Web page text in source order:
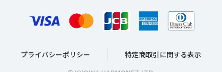
プライバシーポリシー
特定商取引に関する表示